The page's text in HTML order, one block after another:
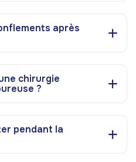
après
chirurgie
?
pendant la